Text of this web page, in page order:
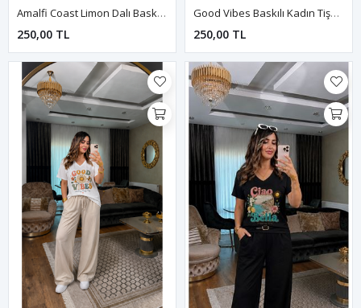
Amalfi Coast Limon Dalı Baskılı Kadın Tişört-Beyaz
250,00 TL
Good Vibes Baskılı Kadın Tişört-Siyah
250,00 TL